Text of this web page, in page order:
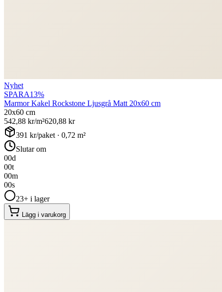
Nyhet
SPARA13%
Marmor Kakel Rockstone Ljusgrå Matt 20x60 cm
20x60 cm
542,88 kr/m²620,88 kr
391 kr/paket · 0,72 m²
Slutar om
00d
00t
00m
00s
23+ i lager
Lägg i varukorg